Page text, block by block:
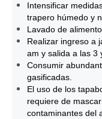
Intensificar
trapero húmedo y
Lavado de
Realizar ingreso a
am y salida a las 3
Consumir
gasificadas.
El uso de los
requiere de
contaminantes del